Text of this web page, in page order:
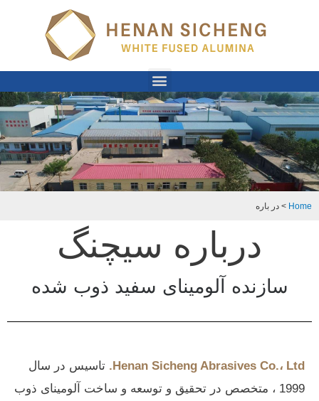
Home
> در باره
درباره سیچنگ
سازنده آلومینای سفید ذوب شده
Henan Sicheng Abrasives Co.، Ltd. تاسیس در سال
1999 ، متخصص در تحقیق و توسعه و ساخت آلومینای ذوب